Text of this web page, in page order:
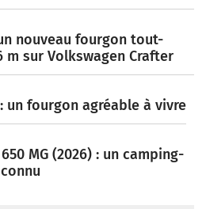
nouveau fourgon tout-
sur Volkswagen Crafter
un fourgon agréable à vivre
MG (2026) : un camping-